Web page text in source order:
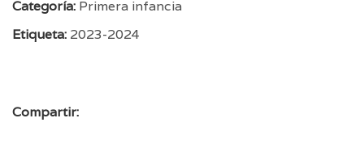
Categoría: Primera infancia
Etiqueta: 2023-2024
Compartir: